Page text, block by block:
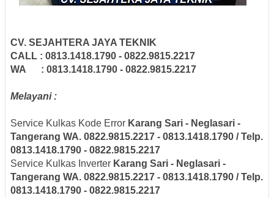
CV. SEJAHTERA JAYA TEKNIK
CALL : 0813.1418.1790 - 0822.9815.2217
WA : 0813.1418.1790 - 0822.9815.2217
Melayani :
Service Kulkas Kode Error Karang Sari - Neglasari -
Tangerang WA. 0822.9815.2217 - 0813.1418.1790 / Telp.
0813.1418.1790 - 0822.9815.2217
Service Kulkas Inverter Karang Sari - Neglasari -
Tangerang WA. 0822.9815.2217 - 0813.1418.1790 / Telp.
0813.1418.1790 - 0822.9815.2217